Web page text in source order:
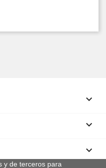



y de terceros para